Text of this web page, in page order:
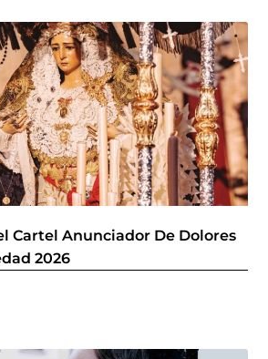
Cartel Anunciador De Dolores
2026